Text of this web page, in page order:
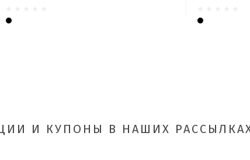
Чёрный Чёрный
И КУПОНЫ В НАШИХ